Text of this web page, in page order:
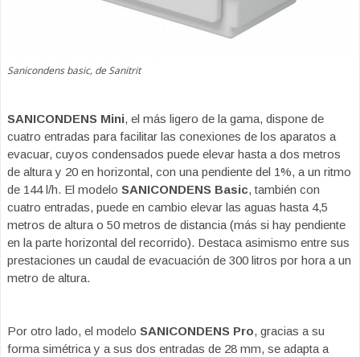
Sanicondens basic, de Sanitrit
SANICONDENS Mini, el más ligero de la gama, dispone de
cuatro entradas para facilitar las conexiones de los aparatos a
evacuar, cuyos condensados puede elevar hasta a dos metros
de altura y 20 en horizontal, con una pendiente del 1%, a un ritmo
de 144 l/h. El modelo SANICONDENS Basic, también con
cuatro entradas, puede en cambio elevar las aguas hasta 4,5
metros de altura o 50 metros de distancia (más si hay pendiente
en la parte horizontal del recorrido). Destaca asimismo entre sus
prestaciones un caudal de evacuación de 300 litros por hora a un
metro de altura.
Por otro lado, el modelo SANICONDENS Pro, gracias a su
forma simétrica y a sus dos entradas de 28 mm, se adapta a